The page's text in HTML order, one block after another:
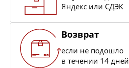
Яндекс или СДЭК
Возврат
если не подошло
в течении 14 дней